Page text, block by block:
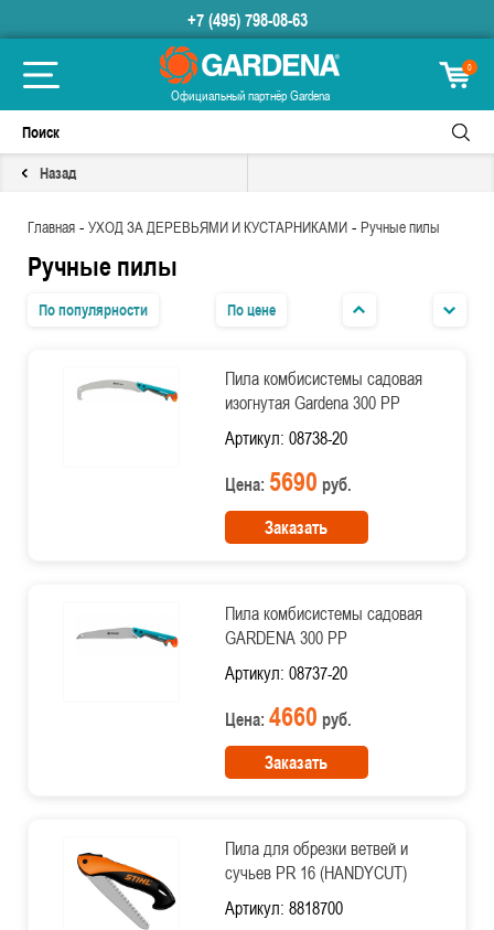
+7 (495) 798-08-63
Официальный партнёр Gardena
0
Назад
Главная - УХОД ЗА ДЕРЕВЬЯМИ И КУСТАРНИКАМИ - Ручные пилы
Ручные пилы
По популярности По цене
Пила комбисистемы садовая
изогнутая Gardena 300 PP
Артикул: 08738-20
Цена: 5690 руб.
Заказать
Пила комбисистемы садовая
GARDENA 300 PP
Артикул: 08737-20
Цена: 4660 руб.
Заказать
Пила для обрезки ветвей и
сучьев PR 16 (HANDYCUT)
Артикул: 8818700